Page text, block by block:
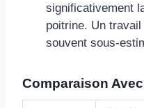
significativement
poitrine. Un
souvent sous-
Comparaison